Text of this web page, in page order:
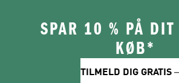
SPAR 10 % PÅ
KØB*
TILMELD DIG GRATIS